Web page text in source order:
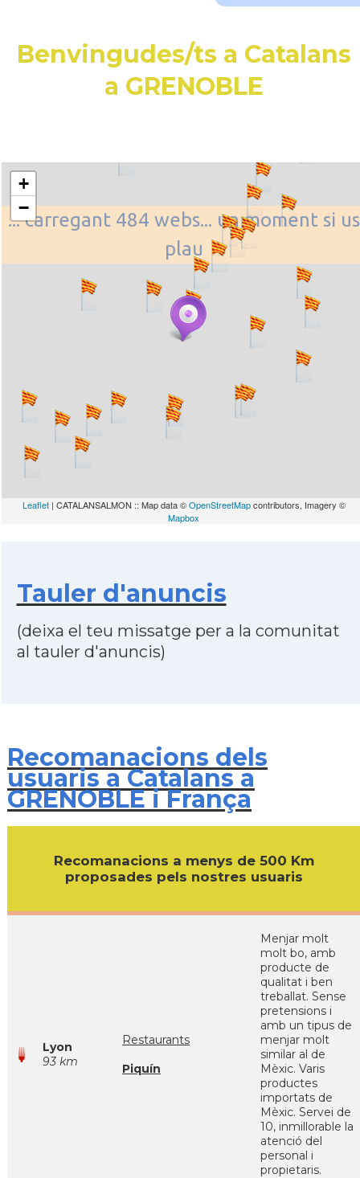
Benvingudes/ts a Catalans
a GRENOBLE
... carregant 484 webs... un moment si us
plau
+
−
Leaflet| CATALANSALMON :: Map data ©OpenStreetMapcontributors, Imagery ©
Mapbox
Tauler d'anuncis
(deixa el teu missatge per a la comunitat
al tauler d'anuncis)
Recomanacions dels
usuaris a Catalans a
GRENOBLE i França
Recomanacions a menys de 500 Km
proposades pels nostres usuaris
Lyon
93 km
Restaurants
Piquín
Menjar molt
molt bo, amb
producte de
qualitat i ben
treballat. Sense
pretensions i
amb un tipus de
menjar molt
similar al de
Mèxic. Varis
productes
importats de
Mèxic. Servei de
10, inmillorable la
atenció del
personal i
propietaris.